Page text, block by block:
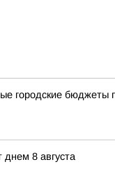
городские бюджеты
днем 8 августа